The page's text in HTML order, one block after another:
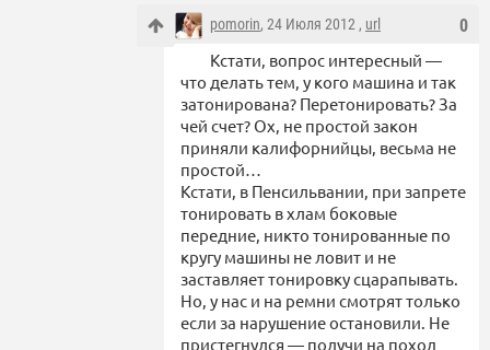
0
pomorin, 24 Июля 2012 , url
Кстати, вопрос интересный —
что делать тем, у кого машина и так
затонирована? Перетонировать? За
чей счет? Ох, не простой закон
приняли калифорнийцы, весьма не
простой…
Кстати, в Пенсильвании, при запрете
тонировать в хлам боковые
передние, никто тонированные по
кругу машины не ловит и не
заставляет тонировку сцарапывать.
Но, у нас и на ремни смотрят только
если за нарушение остановили. Не
пристегнулся — получи на поход